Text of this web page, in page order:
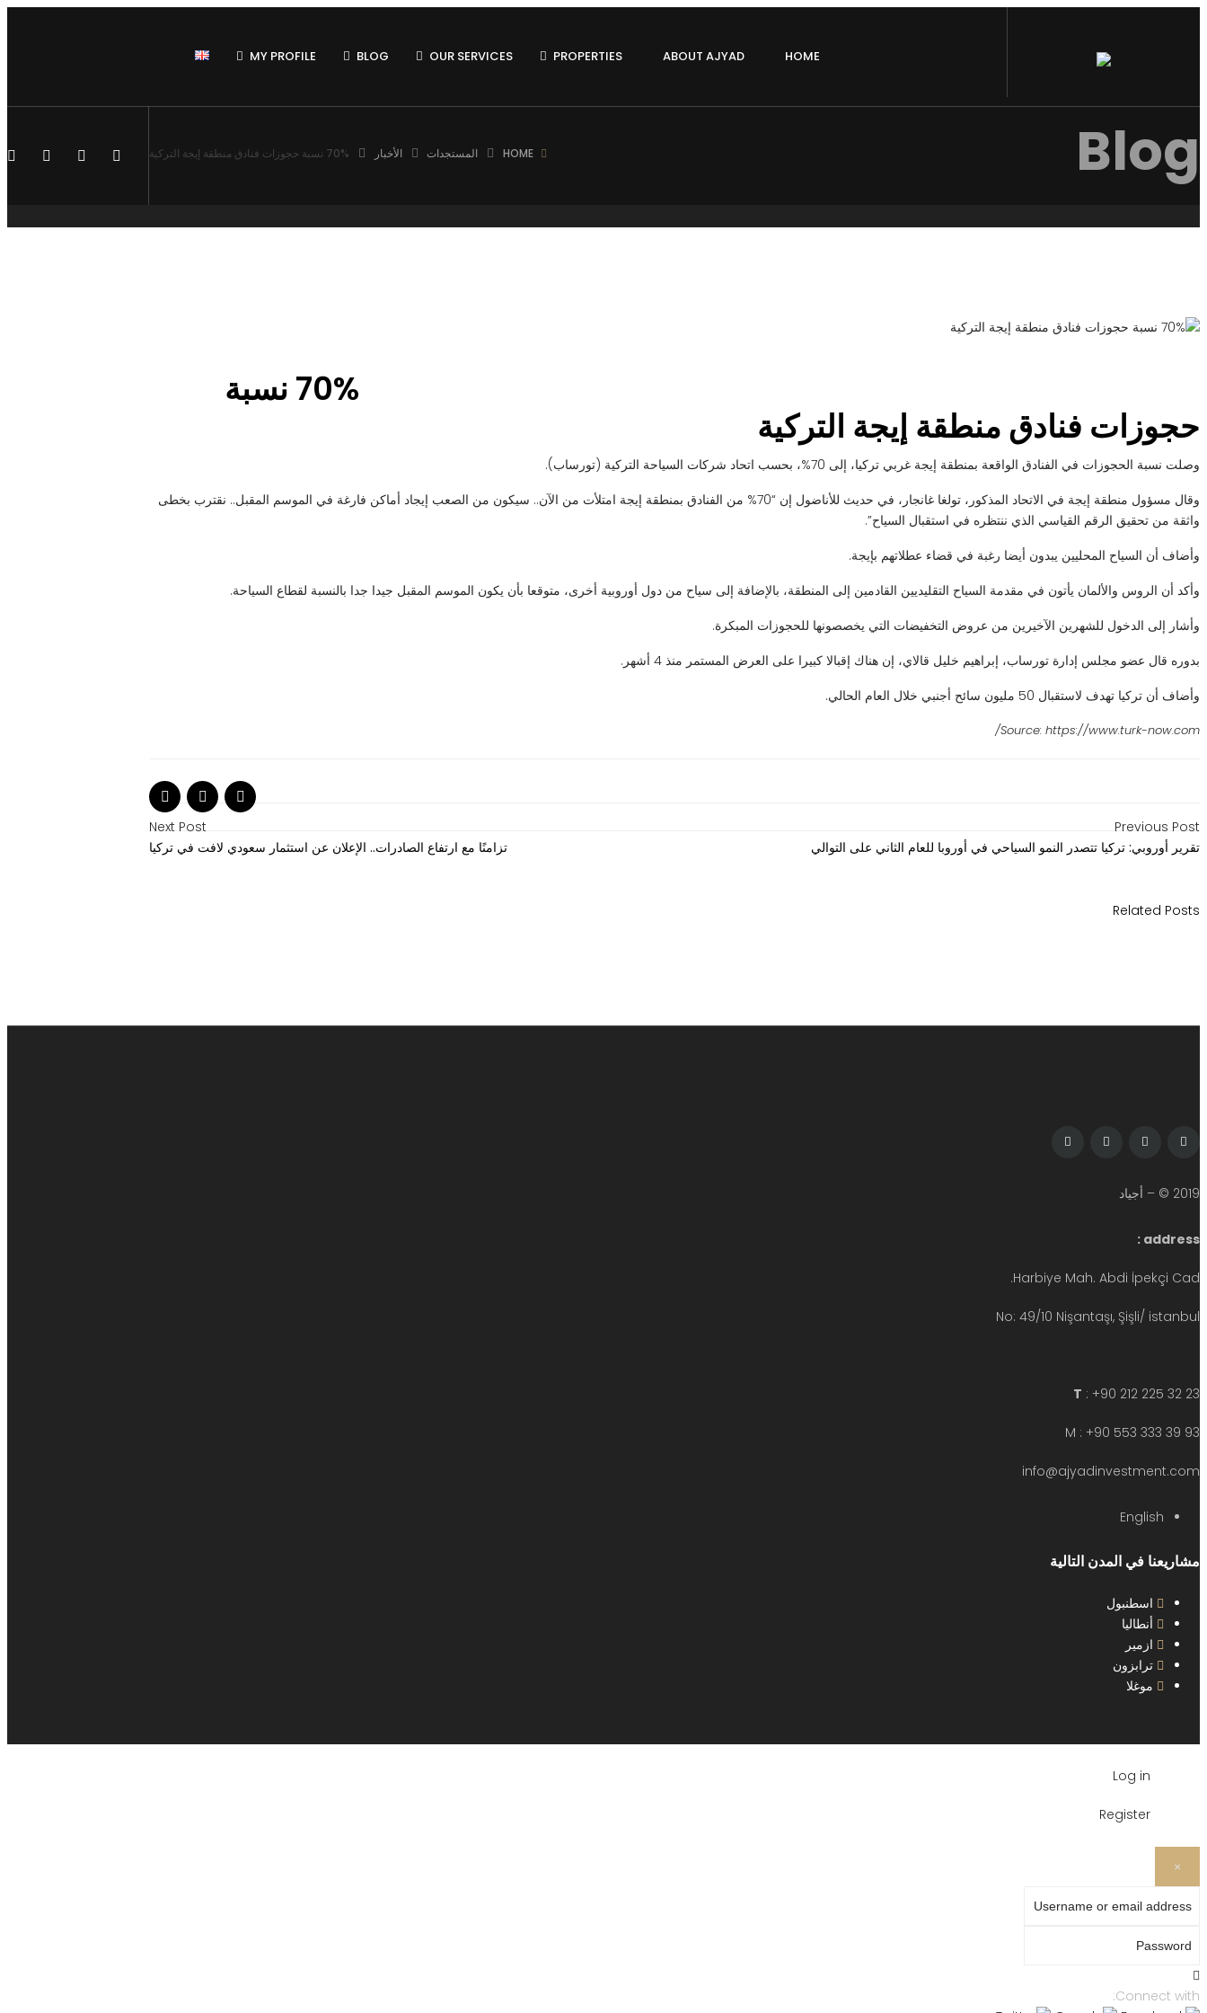
HOME
ABOUT AJYAD
PROPERTIES
OUR SERVICES
BLOG
MY PROFILE
Blog
HOME المستجدات الأخبار 70% نسبة حجوزات فنادق منطقة إيجة التركية
70% نسبة
حجوزات فنادق منطقة إيجة التركية
وصلت نسبة الحجوزات في الفنادق الواقعة بمنطقة إيجة غربي تركيا، إلى 70%، بحسب اتحاد شركات السياحة التركية (تورساب).
وقال مسؤول منطقة إيجة في الاتحاد المذكور، تولغا غانجار، في حديث للأناضول إن “70% من الفنادق بمنطقة إيجة امتلأت من الآن.. سيكون من الصعب إيجاد أماكن فارغة في الموسم المقبل.. نقترب بخطى
واثقة من تحقيق الرقم القياسي الذي ننتظره في استقبال السياح”.
وأضاف أن السياح المحليين يبدون أيضا رغبة في قضاء عطلاتهم بإيجة.
وأكد أن الروس والألمان يأتون في مقدمة السياح التقليديين القادمين إلى المنطقة، بالإضافة إلى سياح من دول أوروبية أخرى، متوقعا بأن يكون الموسم المقبل جيدا جدا بالنسبة لقطاع السياحة.
وأشار إلى الدخول للشهرين الآخيرين من عروض التخفيضات التي يخصصونها للحجوزات المبكرة.
بدوره قال عضو مجلس إدارة تورساب، إبراهيم خليل قالاي، إن هناك إقبالا كبيرا على العرض المستمر منذ 4 أشهر.
وأضاف أن تركيا تهدف لاستقبال 50 مليون سائح أجنبي خلال العام الحالي.
Source: https://www.turk-now.com/
Previous Post
تقرير أوروبي: تركيا تتصدر النمو السياحي في أوروبا للعام الثاني على التوالي
Next Post
تزامنًا مع ارتفاع الصادرات.. الإعلان عن استثمار سعودي لافت في تركيا
Related Posts
2019 © – أجياد
address :
Harbiye Mah. Abdi İpekçi Cad.
No: 49/10 Nişantaşı, Şişli/ istanbul
T : +90 212 225 32 23
M : +90 553 333 39 93
info@ajyadinvestment.com
English
مشاريعنا في المدن التالية
اسطنبول
أنطاليا
ازمير
ترابزون
موغلا
Log in
Register
×
Connect with: